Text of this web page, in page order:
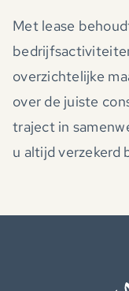
Met lease
overzichtelijke
over de juiste
traject in
u altijd verzekerd